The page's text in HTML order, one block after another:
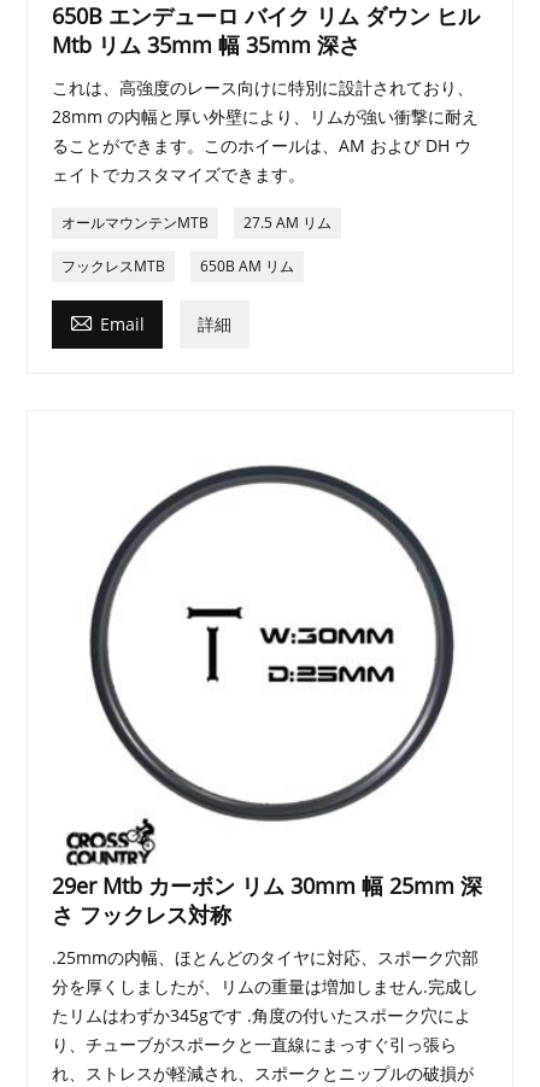
650B エンデューロ バイク リム ダウン ヒル
Mtb リム 35mm 幅 35mm 深さ
これは、高強度のレース向けに特別に設計されており、
28mm の内幅と厚い外壁により、リムが強い衝撃に耐え
ることができます。このホイールは、AM および DH ウ
ェイトでカスタマイズできます。
オールマウンテンMTB 27.5 AM リム
フックレスMTB 650B AM リム
 Email 詳細
29er Mtb カーボン リム 30mm 幅 25mm 深
さ フックレス対称
.25mmの内幅、ほとんどのタイヤに対応、スポーク穴部
分を厚くしましたが、リムの重量は増加しません.完成し
たリムはわずか345gです .角度の付いたスポーク穴によ
り、チューブがスポークと一直線にまっすぐ引っ張ら
れ、ストレスが軽減され、スポークとニップルの破損が